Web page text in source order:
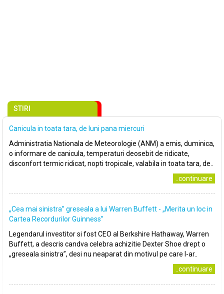
STIRI
Canicula in toata tara, de luni pana miercuri
Administratia Nationala de Meteorologie (ANM) a emis, duminica,
o informare de canicula, temperaturi deosebit de ridicate,
disconfort termic ridicat, nopti tropicale, valabila in toata tara, de..
..continuare
„Cea mai sinistra” greseala a lui Warren Buffett - „Merita un loc in
Cartea Recordurilor Guinness”
Legendarul investitor si fost CEO al Berkshire Hathaway, Warren
Buffett, a descris candva celebra achizitie Dexter Shoe drept o
„greseala sinistra”, desi nu neaparat din motivul pe care l-ar..
..continuare